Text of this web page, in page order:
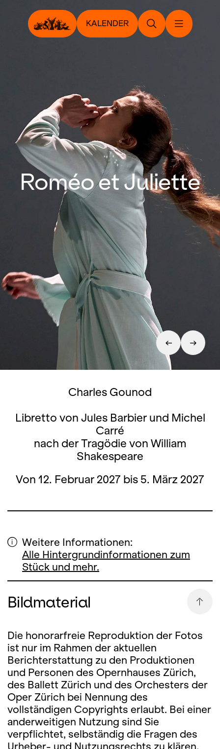
KALENDER
Roméo et Juliette
Charles Gounod
Libretto von Jules Barbier und Michel
Carré
nach der Tragödie von William
Shakespeare
Von 12. Februar 2027 bis 5. März 2027
Weitere Informationen:
Alle Hintergrundinformationen zum
Stück und mehr.
Bildmaterial
Die honorarfreie Reproduktion der Fotos
ist nur im Rahmen der aktuellen
Berichterstattung zu den Produktionen
und Personen des Opernhauses Zürich,
des Ballett Zürich und des Orchesters der
Oper Zürich bei Nennung des
vollständigen Copyrights erlaubt. Bei einer
anderweitigen Nutzung sind Sie
verpflichtet, selbständig die Fragen des
Urheber- und Nutzungsrechts zu klären.